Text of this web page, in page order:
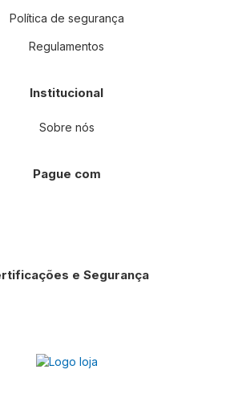
Política de segurança
Regulamentos
Institucional
Sobre nós
Pague com
e Segurança